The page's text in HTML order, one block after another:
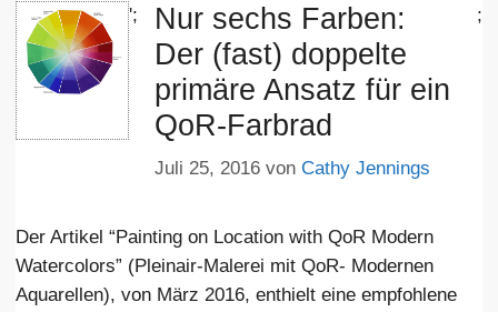
';
Nur sechs Farben:
Der (fast) doppelte
primäre Ansatz für ein
QoR-Farbrad
Juli 25, 2016 von Cathy Jennings
;
Der Artikel “Painting on Location with QoR Modern
Watercolors” (Pleinair-Malerei mit QoR- Modernen
Aquarellen), von März 2016, enthielt eine empfohlene